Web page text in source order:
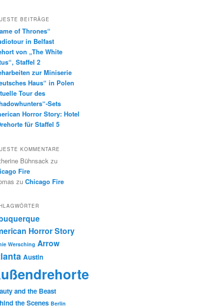
BEITRÄGE
of Thrones“
in Belfast
von „The White
Staffel 2
zur Miniserie
Haus“ in Polen
Tour des
Sets
Horror Story: Hotel
für Staffel 5
KOMMENTARE
Bühnsack zu
Fire
zu Chicago Fire
Horror Story
Wersching Arrow
Austin
and the Beast
the Scenes Berlin